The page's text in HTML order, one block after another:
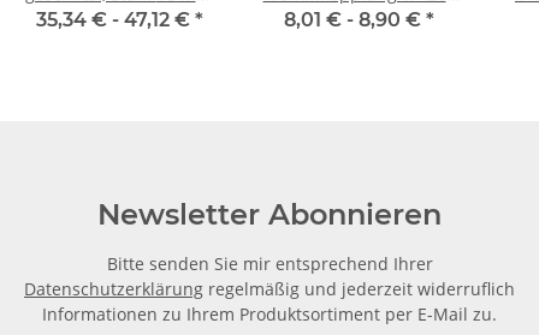
je Stk.
35,34 € - 47,12 € *
19mm
8,01 € - 8,90 € *
Newsletter Abonnieren
Bitte senden Sie mir entsprechend Ihrer
Datenschutzerklärung regelmäßig und jederzeit widerruflich
Informationen zu Ihrem Produktsortiment per E-Mail zu.